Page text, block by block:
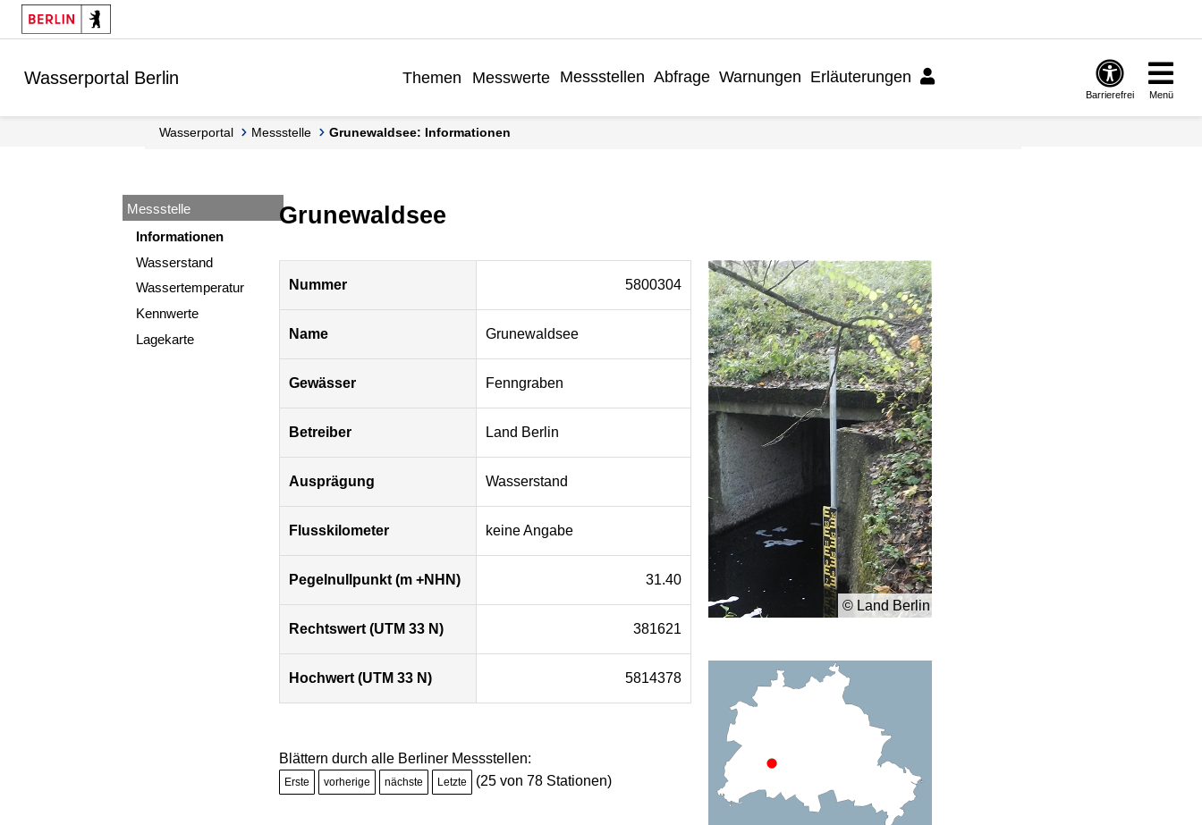
Springe zur Navigation
Springe zum Inhalt
Wasserportal Berlin Themen Messwerte Messstellen Abfrage Warnungen Erläuterungen
Barrierefrei Menü
Wasserportal Messstelle Grunewaldsee: Informationen
Messstelle
Informationen
Wasserstand
Wassertemperatur
Kennwerte
Lagekarte
Grunewaldsee
Berlin
Nummer 5800304
Name Grunewaldsee
Gewässer Fenngraben
Betreiber Land Berlin
Ausprägung Wasserstand
Flusskilometer keine Angabe
Pegelnullpunkt (m +NHN) 31.40
Rechtswert (UTM 33 N) 381621
Hochwert (UTM 33 N) 5814378
Blättern durch alle Berliner Messstellen:
Erste vorherige nächste Letzte (25 von 78 Stationen)
© Land Berlin